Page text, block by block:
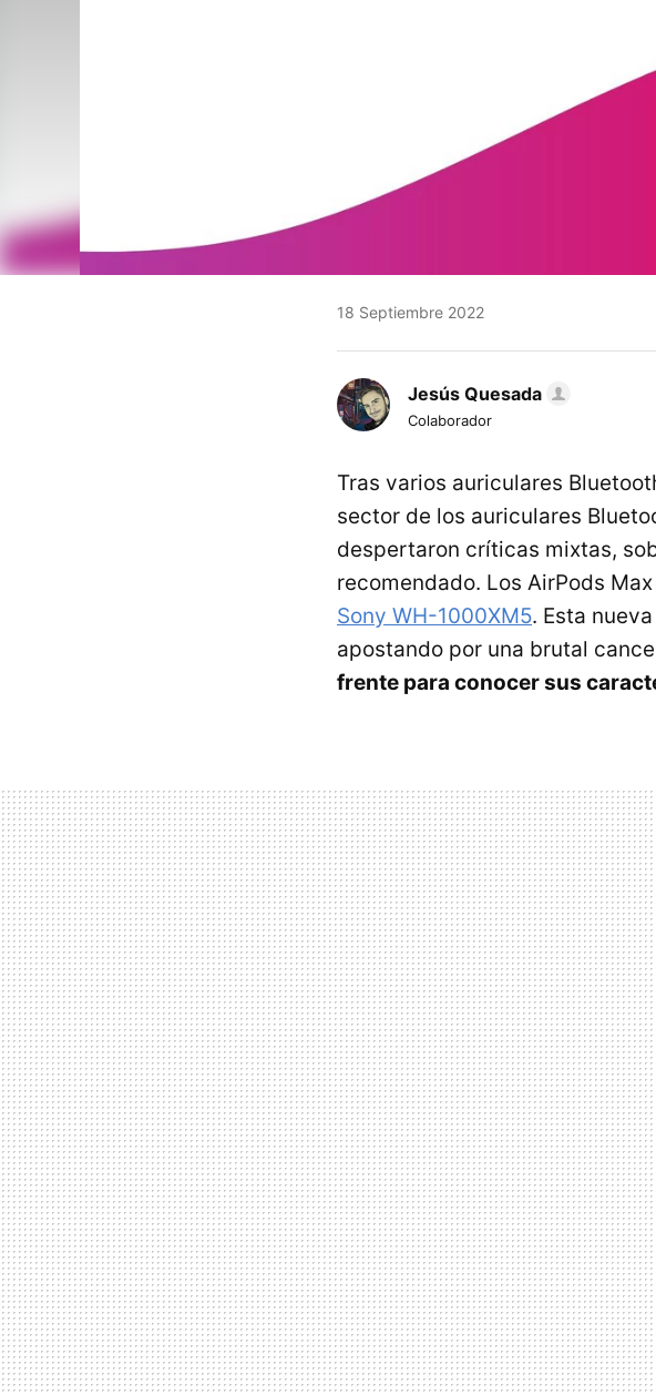
18 Septiembre 2022
Jesús Quesada
Colaborador
Tras varios auriculares
sector de los auriculares
despertaron críticas mixtas,
recomendado. Los AirPods
Sony WH-1000XM5. Esta
apostando por una brutal
frente para conocer sus